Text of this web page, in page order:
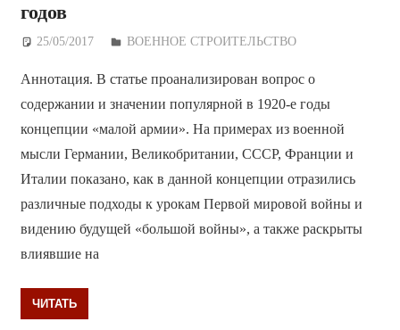
годов
25/05/2017 Дежурный по Редакции
ВОЕННОЕ СТРОИТЕЛЬСТВО
Аннотация. В статье проанализирован вопрос о
содержании и значении популярной в 1920-е годы
концепции «малой армии». На примерах из военной
мысли Германии, Великобритании, СССР, Франции и
Италии показано, как в данной концепции отразились
различные подходы к урокам Первой мировой войны и
видению будущей «большой войны», а также раскрыты
влиявшие на
ЧИТАТЬ